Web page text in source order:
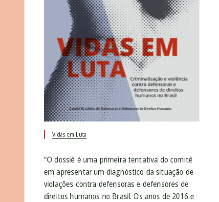
Vidas em Luta
“O dossiê é uma primeira tentativa do comitê
em apresentar um diagnóstico da situação de
violações contra defensoras e defensores de
direitos humanos no Brasil. Os anos de 2016 e